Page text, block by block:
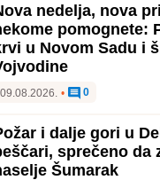
nedelja, nova
pomognete:
u Novom Sadu i
09.08.2026. • 0
i dalje gori u
sprečeno da
Šumarak